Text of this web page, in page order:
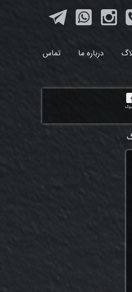
درباره ما تماس